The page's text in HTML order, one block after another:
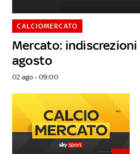
Mercato:
agosto
CALCIOMERCATO
02 ago - 09:00